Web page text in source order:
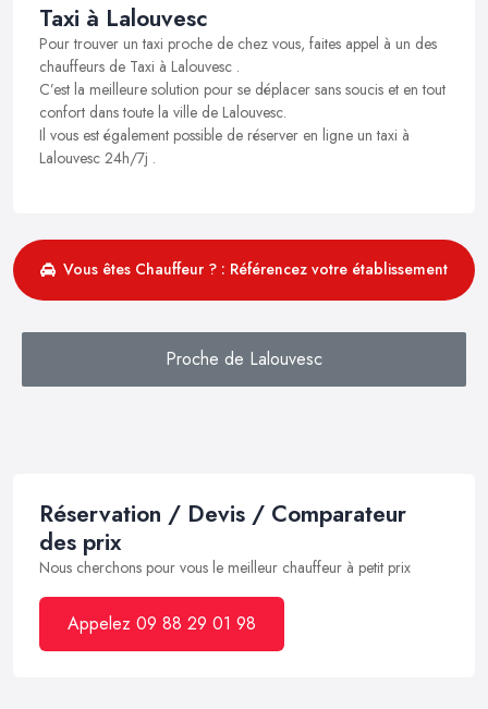
Taxi à Lalouvesc
Pour trouver un taxi proche de chez vous, faites appel à un des
chauffeurs de Taxi à Lalouvesc .
C’est la meilleure solution pour se déplacer sans soucis et en tout
confort dans toute la ville de Lalouvesc.
Il vous est également possible de réserver en ligne un taxi à
Lalouvesc 24h/7j .
Vous êtes Chauffeur ? : Référencez votre établissement
Proche de Lalouvesc
Réservation / Devis / Comparateur
des prix
Nous cherchons pour vous le meilleur chauffeur à petit prix
Appelez 09 88 29 01 98